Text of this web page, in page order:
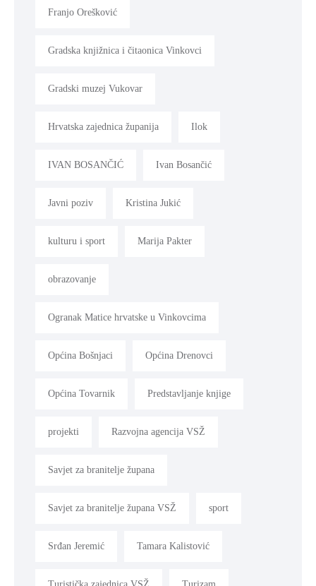
Franjo Orešković
Gradska knjižnica i čitaonica Vinkovci
Gradski muzej Vukovar
Hrvatska zajednica županija Ilok
IVAN BOSANČIĆ Ivan Bosančić
Javni poziv Kristina Jukić
kulturu i sport Marija Pakter
obrazovanje
Ogranak Matice hrvatske u Vinkovcima
Općina Bošnjaci Općina Drenovci
Općina Tovarnik Predstavljanje knjige
projekti Razvojna agencija VSŽ
Savjet za branitelje župana
Savjet za branitelje župana VSŽ sport
Srđan Jeremić Tamara Kalistović
Turistička zajednica VSŽ Turizam